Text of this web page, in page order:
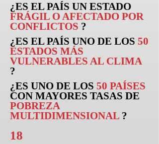
¿ES EL PAÍS UN ESTADO
FRÁGIL O AFECTADO POR
CONFLICTOS ?
¿ES EL PAÍS UNO DE LOS 50
ESTADOS MÁS
VULNERABLES AL CLIMA
?
¿ES UNO DE LOS 50 PAÍSES
CON MAYORES TASAS DE
POBREZA
MULTIDIMENSIONAL ?
18